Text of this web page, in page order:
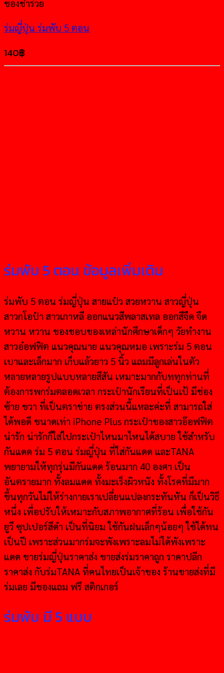
ของชำร่วย
ร่มญี่ปุ่น ร่มพับ 5 ตอน
140฿
ร่มพับ 5 ตอน ข้อมูลเพิ่มเติม
ร่มพับ 5 ตอน ร่มญี่ปุ่น สายแป๋ว สวยหวาน สาวญี่ปุ่น
สาวกโอป๋า สาวเกาหลี ออกแนวสีพลาสเทล ออกสีจืด จืด
หวาน หวาน ของชอบของเหล่านักศึกษาเด็กๆ วัยทำงาน
สาวอ๋อฟฟิต แนวคุณนาย แนวคุณหมอ เพราะร่ม 5 ตอน
เบาและเล็กมาก เก็บแล้วยาว 5 นิ้ว แถมมีลูกเล่นในตัว
หลายหลายรูปแบบหลายสีสัน เหมาะมากกับททุกท่านที่
ต้องการพกร่มตลอดเวลา กระเป๋านักเรียนที่เป็นเป้ มีช่อง
ซ้าย ขวา ที่เป็นตราข่าย ตรงส่วนนี้แหละค่ะที่ สามารถใส่
ได้พอดี ขนาดเท่า iPhone Plus กระเป๋าของสาวอ๊อฟฟิต
น่ารัก น่ารักก็ใส่ไปกระเป๋าไหนมาไหนได้สบาย ใช้สำหรับ
กันแดด ร่ม 5 ตอน ร่มญี่ปุ่น ที่ใส่กันแดด และTANA
พยายามให้ทุกรุ่นมีกันแดด ร้อนมาก 40 องศา เป็น
อันตรายมาก ทั้งลมแดด ทั้งมะเร็งผิวหนัง ทั้งโรคที่มีมาก
ขึ้นทุกวันไม่ให้ร่างกายเราเปลี่ยนแปลงกระทันหัน ก็เป็นวิธี
หนึ่ง เพื่อปรับให้เหมาะกับสภาพอากาศที่ร้อน เพื่อใช้กัน
ยูวี ซุปเปอร์สีดำ เป็นที่นิยม ใช้กันฝนเล็กๆน้อยๆ ใช้ได้ทน
เป็นปี เพราะส่วนมากร่มจะพังเพราะลมไม่ได้พังเพราะ
แดด ขายร่มญี่ปุ่นราคาส่ง ขายส่งร่มราคาถูก ราคาปลีก
ราคาส่ง กับร่มTANA ที่คนไทยเป็นเจ้าของ ร้านขายส่งที่มี
ร่มเลย มีของแถม ฟรี สติกเกอร์
ร่มพับ มี 5 แบบ